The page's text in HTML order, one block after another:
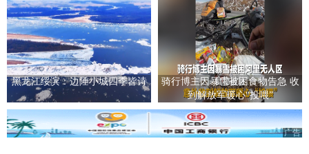
黑龙江绥滨：边陲小城四季皆诗
骑行博主因暴雪被困食物告急 收
到解放军暖心“投喂”
广告